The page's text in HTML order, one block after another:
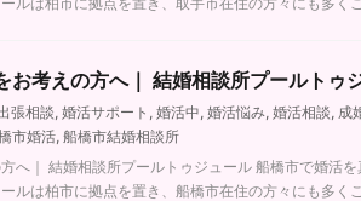
お考えの方へ｜ 結婚相談所プールトゥ
張相談, 婚活サポート , 婚活中, 婚活悩み, 婚活相談, 成
市婚活, 船橋市結婚相談所
へ｜ 結婚相談所プールトゥジュール 船橋市で婚活を
ルは柏市に拠点を置き、船橋市在住の方々にも多く